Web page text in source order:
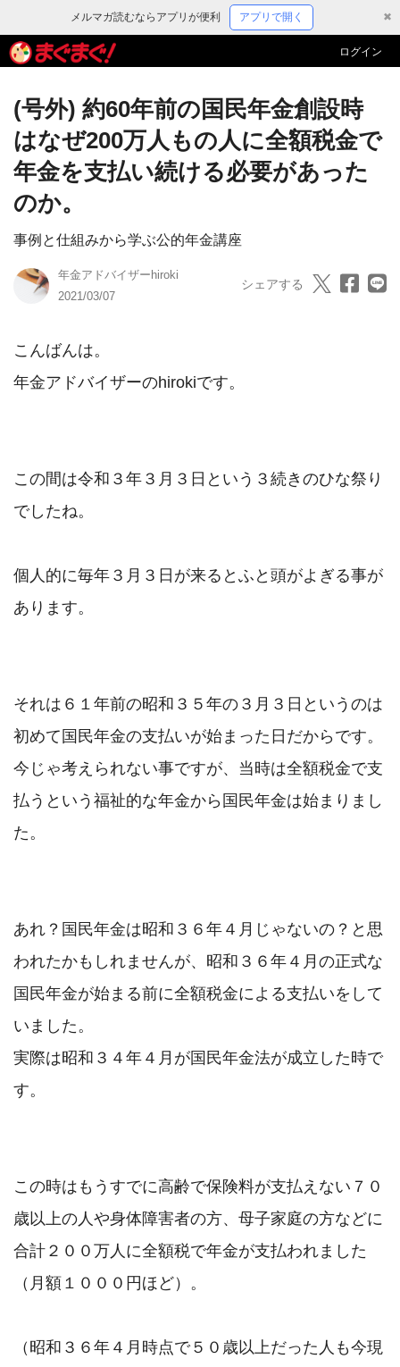
メルマガ読むならアプリが便利 アプリで開く ✖
ログイン
(号外) 約60年前の国民年金創設時
はなぜ200万人もの人に全額税金で
年金を支払い続ける必要があった
のか。
事例と仕組みから学ぶ公的年金講座
年金アドバイザーhiroki
2021/03/07
シェアする
こんばんは。
年金アドバイザーのhirokiです。
この間は令和３年３月３日という３続きのひな祭り
でしたね。
個人的に毎年３月３日が来るとふと頭がよぎる事が
あります。
それは６１年前の昭和３５年の３月３日というのは
初めて国民年金の支払いが始まった日だからです。
今じゃ考えられない事ですが、当時は全額税金で支
払うという福祉的な年金から国民年金は始まりまし
た。
あれ？国民年金は昭和３６年４月じゃないの？と思
われたかもしれませんが、昭和３６年４月の正式な
国民年金が始まる前に全額税金による支払いをして
いました。
実際は昭和３４年４月が国民年金法が成立した時で
す。
この時はもうすでに高齢で保険料が支払えない７０
歳以上の人や身体障害者の方、母子家庭の方などに
合計２００万人に全額税で年金が支払われました
（月額１０００円ほど）。
（昭和３６年４月時点で５０歳以上だった人も今現